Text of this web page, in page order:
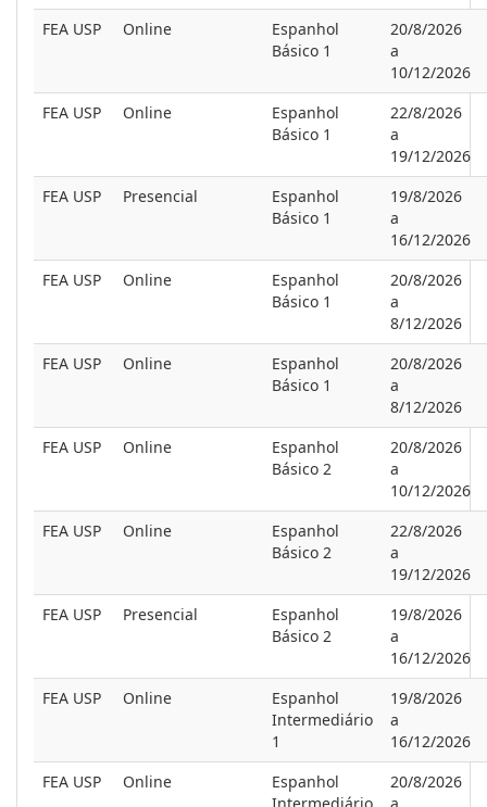
FEA USP
Online
Espanhol
Básico 1
20/8/2026
a
10/12/2026
FEA USP
Online
Espanhol
Básico 1
22/8/2026
a
19/12/2026
FEA USP
Presencial
Espanhol
Básico 1
19/8/2026
a
16/12/2026
FEA USP
Online
Espanhol
Básico 1
20/8/2026
a
8/12/2026
FEA USP
Online
Espanhol
Básico 1
20/8/2026
a
8/12/2026
FEA USP
Online
Espanhol
Básico 2
20/8/2026
a
10/12/2026
FEA USP
Online
Espanhol
Básico 2
22/8/2026
a
19/12/2026
FEA USP
Presencial
Espanhol
Básico 2
19/8/2026
a
16/12/2026
FEA USP
Online
Espanhol
Intermediário
1
19/8/2026
a
16/12/2026
FEA USP
Online
Espanhol
20/8/2026